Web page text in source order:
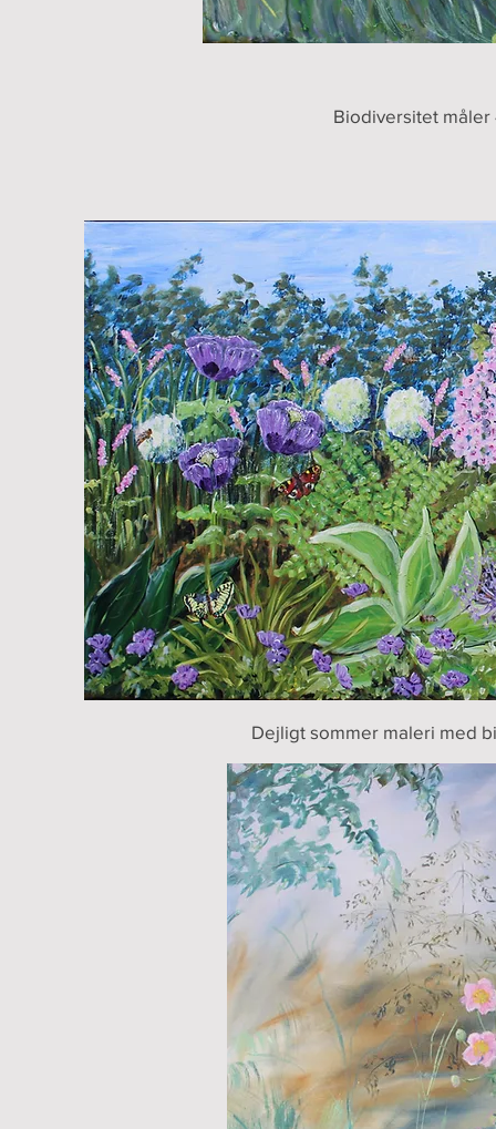
Biodiversitet
Dejligt sommer maleri med